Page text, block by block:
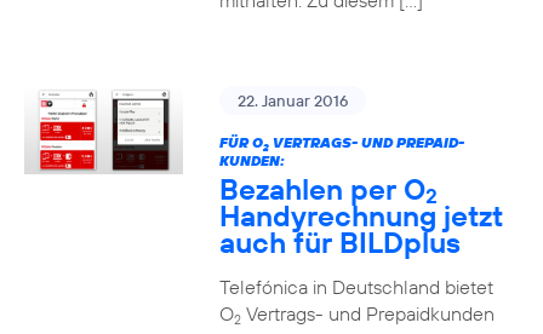
22. Januar 2016
FÜR O2VERTRAGS- UND PREPAID-
KUNDEN:
Bezahlen per O2
Handyrechnung jetzt
auch für BILDplus
Telefónica in Deutschland bietet
O2Vertrags- und Prepaidkunden